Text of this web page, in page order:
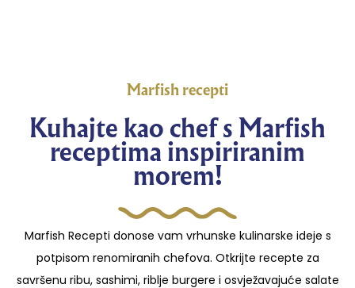
Marfish recepti
Kuhajte kao chef s Marfish
receptima inspiriranim
morem!
Marfish Recepti donose vam vrhunske kulinarske ideje s
potpisom renomiranih chefova. Otkrijte recepte za
savršenu ribu, sashimi, riblje burgere i osvježavajuće salate